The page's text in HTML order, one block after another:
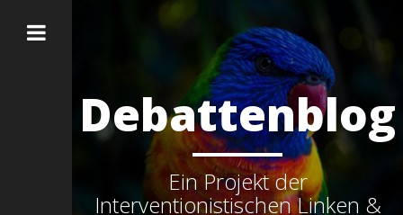
Debattenblog
Ein Projekt der
Interventionistischen Linken &